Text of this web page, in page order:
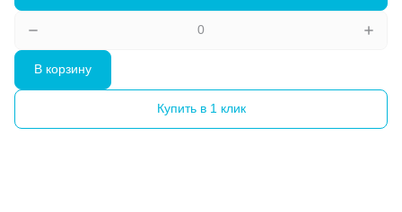
В корзину
Купить в 1 клик